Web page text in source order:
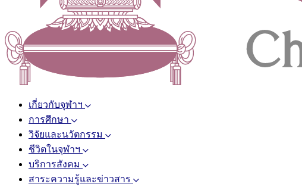
เกี่ยวกับจุฬาฯ
การศึกษา
วิจัยและนวัตกรรม
ชีวิตในจุฬาฯ
บริการสังคม
สาระความรู้และข่าวสาร